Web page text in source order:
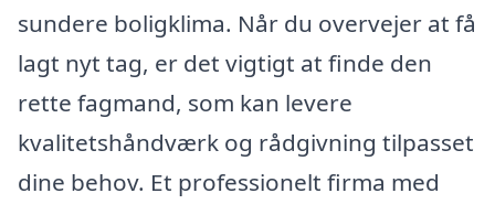
sundere boligklima. Når du overvejer at få
lagt nyt tag, er det vigtigt at finde den
rette fagmand, som kan levere
kvalitetshåndværk og rådgivning tilpasset
dine behov. Et professionelt firma med